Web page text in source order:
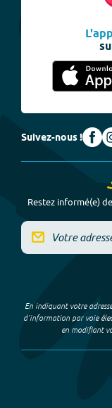
Suivez-nous !
Restez informé(e)
En indiquant votre
d’information par voie
en modifiant